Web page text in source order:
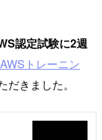
認定試験に2週
AWSトレーニン
だきました。